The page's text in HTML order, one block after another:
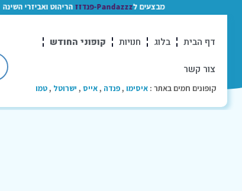
מבצעים לPandazzz-פנדזז הריהוט ואביזרי השינה
דף הבית בלוג חנויות קופוני החודש
צור קשר
קופונים חמים באתר : איסימו ,פנדה ,אייס , ישרוטל ,טמו